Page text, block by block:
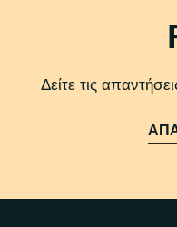
Δείτε τις